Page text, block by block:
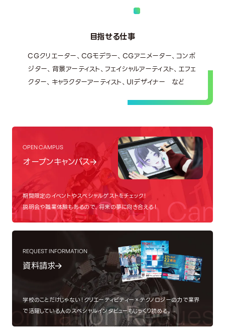
目指せる仕事
CGクリエーター、CGモデラー、CGアニメーター、コンポ
ジター、背景アーティスト、フェイシャルアーティスト、エフェ
クター、キャラクターアーティスト、UIデザイナー など
OPEN CAMPUS
オープンキャンパス
期間限定のイベントやスペシャルゲストをチェック！
説明会や職業体験もあるので、将来の夢に向き合える！
Open
REQUEST INFORMATION
資料請求
学校のことだけじゃない！クリエーティビティー×テクノロジーの力で業界
で活躍している人のスペシャルインタビューもじっくり読める。
Request